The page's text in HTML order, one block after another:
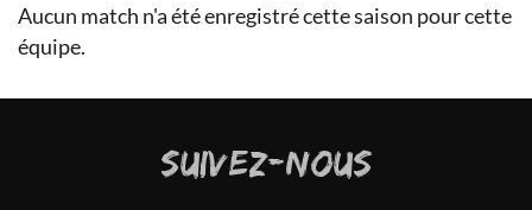
Aucun match n'a été enregistré cette saison pour cette
équipe.
SUIVEZ-NOUS